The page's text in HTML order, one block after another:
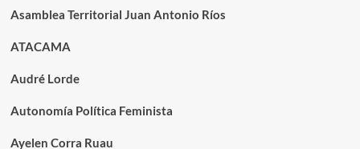
Asamblea Territorial Juan Antonio Ríos
ATACAMA
Audré Lorde
Autonomía Política Feminista
Ayelen Corra Ruau